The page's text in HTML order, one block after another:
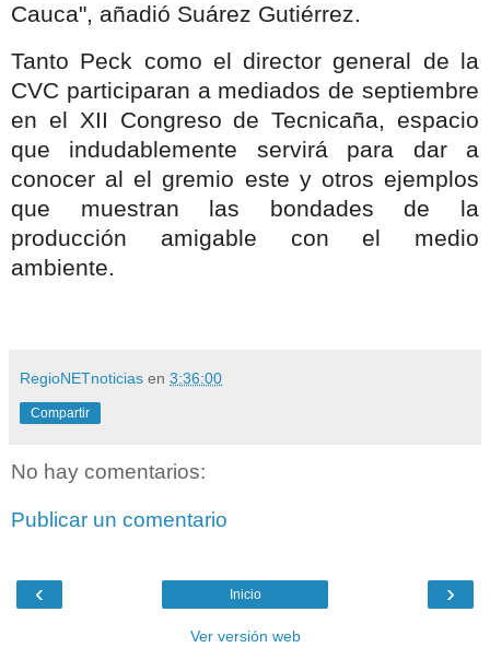
Cauca", añadió Suárez Gutiérrez.
Tanto Peck como el director general de la
CVC participaran a mediados de septiembre
en el XII Congreso de Tecnicaña, espacio
que indudablemente servirá para dar a
conocer al el gremio este y otros ejemplos
que muestran las bondades de la
producción amigable con el medio
ambiente.
RegioNETnoticias en 3:36:00
Compartir
No hay comentarios:
Publicar un comentario
‹ ›
Inicio
Ver versión web